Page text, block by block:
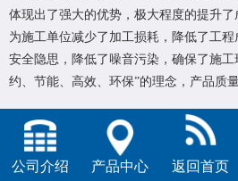
体现出了强大的优势，极大程度的提升
为施工单位减少了加工损耗，降低了工
安全隐思，降低了噪音污染，确保了施
约、节能、高效、环保”的理念，产品质
公司介绍 产品中心 返回首页